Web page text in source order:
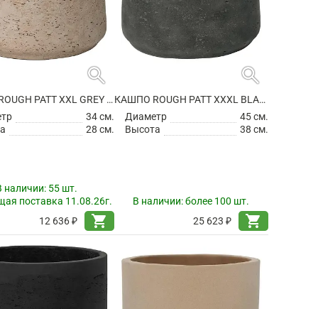
search
КАШПО ROUGH PATT XXL GREY WASHED
34 см.
28 см.
наличии: 55 шт.
поставка 11.08.26г.
12 636 ₽
shopping_cart
search
КАШПО ROUGH PATT XXXL BLACK WASHED
Диаметр
45 см.
Высота
38 см.
В наличии:более 100 шт.
25 623 ₽
shopping_cart